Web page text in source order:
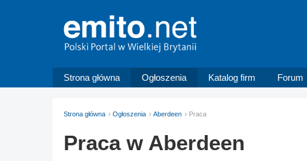
Strona główna Ogłoszenia Katalog firm Forum
Strona główna Ogłoszenia Aberdeen Praca
Praca w Aberdeen